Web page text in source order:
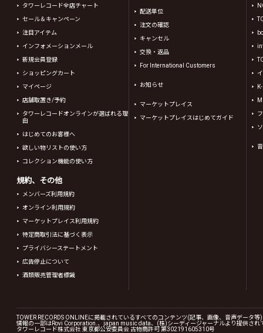
タワーレコード全店チャート
セール＆キャンペーン
注目アイテム
インフォメーションメール
新規会員登録
ショッピングカート
マイページ
店舗取置き/予約
タワーレコードオンラインが選ばれる理
由
はじめてのお客様へ
欲しい物リストの使い方
コレクション機能の使い方
規約、その他
メンバーズ利用規約
オンライン利用規約
マーケットプレイス利用規約
特定商取引法に基づく表示
プライバシーステートメント
広告停止について
酒類販売管理者標識
配送単位
注文の確認
キャンセル
交換・返品
For International Customers
お知らせ
マーケットプレイス
マーケットプレイスはじめてガイド
TOWER RECORDS ONLINEに掲載されているすべてのコンテンツ(記事、画像、音声データ
情報の一部はRovi Corporation.、japan music data、(株)シーディージャーナルより提供され
タワーレコード株式会社 東京都公安委員会 古物商許可 第302191605310号